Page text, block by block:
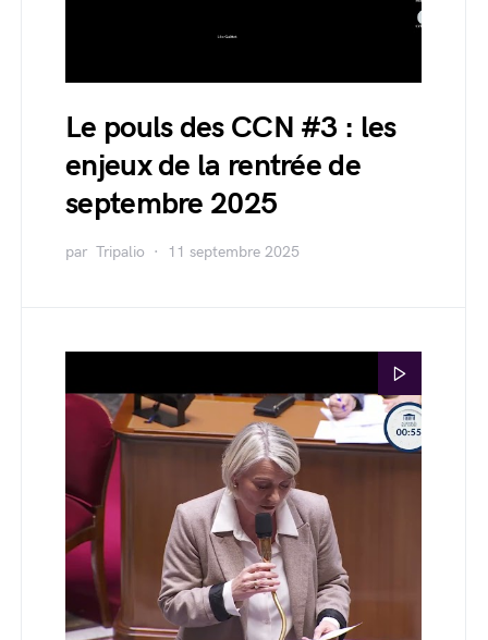
Le pouls des CCN #3 : les
enjeux de la rentrée de
septembre 2025
par Tripalio 11 septembre 2025